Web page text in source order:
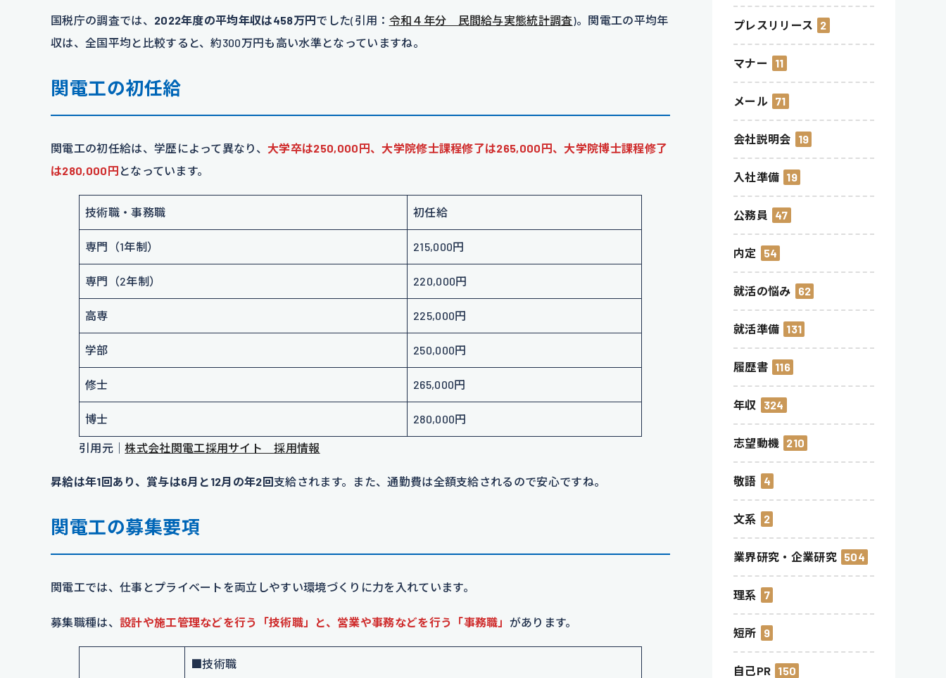
国税庁の調査では、 2022年度の平均年収は458万円でした(引用： 令和４年分 民間給与実態統計調査)。関電工の平均年
収は、全国平均と比較すると、約300万円も高い水準となっていますね。
関電工の初任給
関電工の初任給は、学歴によって異なり、 大学卒は250,000円、大学院修士課程修了は265,000円、大学院博士課程修了
は280,000円 となっています。
技術職・事務職 初任給
専門（1年制） 215,000円
専門（2年制） 220,000円
高専 225,000円
学部 250,000円
修士 265,000円
博士 280,000円
引用元｜株式会社関電工採用サイト 採用情報
昇給は年1回あり、賞与は6月と12月の年2回支給されます。また、通勤費は全額支給されるので安心ですね。
関電工の募集要項
関電工では、仕事とプライベートを両立しやすい環境づくりに力を入れています。
募集職種は、 設計や施工管理などを行う「技術職」と、営業や事務などを行う「事務職」 があります。
■技術職
プレスリリース 2
マナー 11
メール 71
会社説明会 19
入社準備 19
公務員 47
内定 54
就活の悩み 62
就活準備 131
履歴書 116
年収 324
志望動機 210
敬語 4
文系 2
業界研究・企業研究 504
理系 7
短所 9
自己PR 150